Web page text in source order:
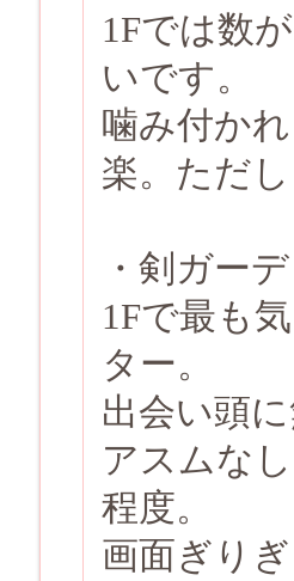
1Fでは数
いです。
噛み付か
楽。ただ
・剣ガー
1Fで最も
ター。
出会い頭
アスムな
程度。
画面ぎり